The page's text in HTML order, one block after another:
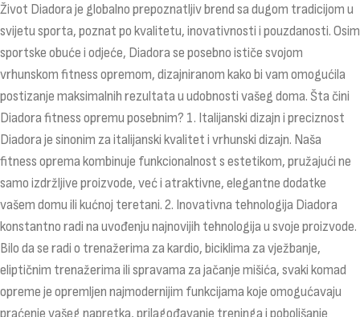
Život Diadora je globalno prepoznatljiv brend sa dugom tradicijom u
svijetu sporta, poznat po kvalitetu, inovativnosti i pouzdanosti. Osim
sportske obuće i odjeće, Diadora se posebno ističe svojom
vrhunskom fitness opremom, dizajniranom kako bi vam omogućila
postizanje maksimalnih rezultata u udobnosti vašeg doma. Šta čini
Diadora fitness opremu posebnim? 1. Italijanski dizajn i preciznost
Diadora je sinonim za italijanski kvalitet i vrhunski dizajn. Naša
fitness oprema kombinuje funkcionalnost s estetikom, pružajući ne
samo izdržljive proizvode, već i atraktivne, elegantne dodatke
vašem domu ili kućnoj teretani. 2. Inovativna tehnologija Diadora
konstantno radi na uvođenju najnovijih tehnologija u svoje proizvode.
Bilo da se radi o trenažerima za kardio, biciklima za vježbanje,
eliptičnim trenažerima ili spravama za jačanje mišića, svaki komad
opreme je opremljen najmodernijim funkcijama koje omogućavaju
praćenje vašeg napretka, prilagođavanje treninga i poboljšanje